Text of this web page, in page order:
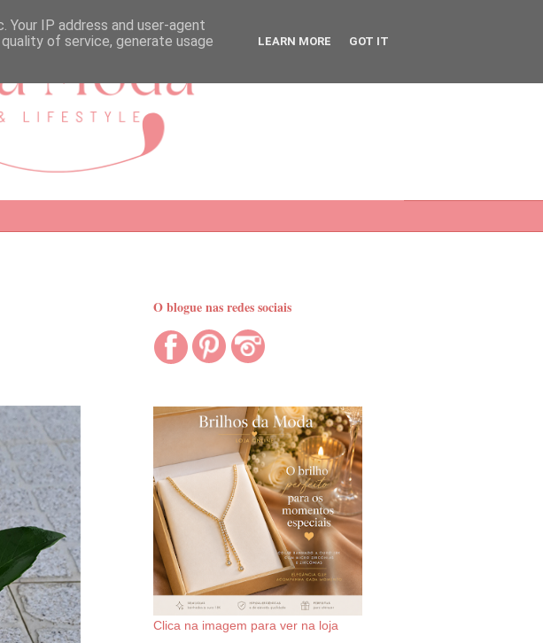
O blogue nas redes sociais
Clica na imagem para ver na loja
IP address and user-agent
of service, generate usage
LEARN MORE GOT IT